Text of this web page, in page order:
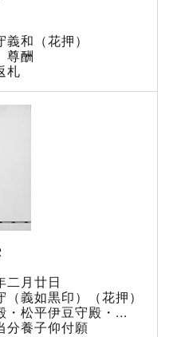
和（花押）
尊酬
札
二月廿日
（義如黒印）（花押）
・松平伊豆守殿・...
分養子仰付願